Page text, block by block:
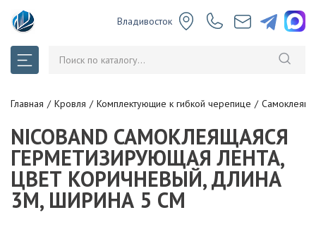
Владивосток
Главная Кровля Комплектующие к гибкой черепице
NICOBAND САМОКЛЕЯЩАЯСЯ
ГЕРМЕТИЗИРУЮЩАЯ ЛЕНТА,
ЦВЕТ КОРИЧНЕВЫЙ, ДЛИНА
3М, ШИРИНА 5 СМ